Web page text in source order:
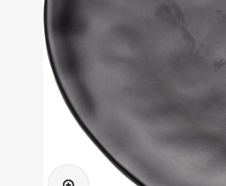
Bild vergrößern